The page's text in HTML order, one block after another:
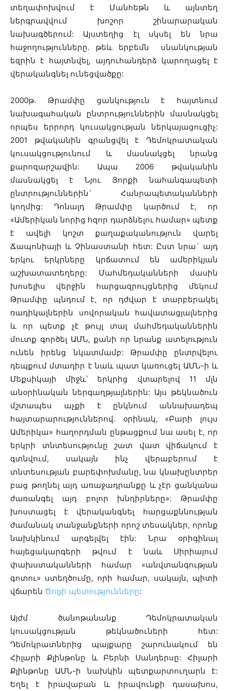
տեղափոխվում է Մանհեթն և այնտեղ
ներգրավվում խոշոր շինարարական
նախագծերում: Այստեղից էլ սկսել են նրա
հաջողությունները. թեև երբեմն սնանկության
եզրին է հայտնվել, այդուհանդերձ կարողացել է
վերականգնել ունեցվածքը:
2000թ. Թրամփը ցանկություն է հայտնում
նախագահական ընտրություններին մասնակցել
որպես երրորդ կուսակցության ներկայացուցիչ:
2001 թվականին գրանցվել է Դեմոկրատական
կուսակցությունում և մասնակցել նրանց
քարոզարշավին: Ապա 2006 թվականին
մասնակցել է Նյու Յորքի նահանգապետի
ընտրություններին` Հանրապետականների
կողմից: Դոնալդ Թրամփը կարծում է, որ
«Ամերիկան նորից հզոր դարձնելու համար» պետք
է ավելի կոշտ քաղաքականություն վարել
Ճապոնիայի և Չինաստանի հետ: Ըստ նրա` այդ
երկու երկրները կրճատում են ամերիկյան
աշխատատեղերը: Մահմեդականների մասին
խոսելիս վերջին հարցազրույցներից մեկում
Թրամփը պնդում է, որ դժվար է տարբերակել
ռադիկալներին սովորական հավատացյալներից
և որ պետք չէ թույլ տալ մահմեդականներին
մուտք գործել ԱՄՆ, քանի որ նրանք ատելություն
ունեն իրենց նկատմամբ: Թրամփը ընտրվելու
դեպքում մտադիր է նաև պատ կառուցել ԱՄՆ-ի և
Մեքսիկայի միջև՝ երկրից վտարելով 11 մլն
անօրինական ներգաղթյալներին: Այս թեկնածուն
մշտապես աչքի է ընկնում աննախադեպ
հայտարարություններով. օրինակ, «Բարի լույս
Ամերիկա» հաղորդման ընթացքում նա ասել է, որ
երկրի տնտեսությունը շատ վատ վիճակում է
գտնվում, սակայն ինչ վերաբերում է
տնտեսության բարեփոխմանը, նա կնախընտրեր
բաց թողնել այդ առաջադրանքը և չէր ցանկանա
ժառանգել այդ բոլոր խնդիրները»: Թրամփը
խոստացել է վերականգնել հարցաքննության
ժամանակ տանջանքների որոշ տեսակներ, որոնք
նախկինում արգելվել էին: Նրա օրիգինալ
հայեցակարգերի թվում է նաև Սիրիայում
փախստականների համար «անվտանգության
գոտու» ստեղծումը, որի համար, սակայն, պիտի
վճարեն Ծոցի պետությունները:
Այժմ ծանոթանանք Դեմոկրատական
կուսակցության թեկնածուների հետ:
Դեմոկրատներից պայքարը շարունակում են
Հիլարի Քլինթոնը և Բերնի Սանդերսը: Հիլարի
Քլինթոնը ԱՄՆ-ի նախկին պետքարտուղարն է:
Եղել է իրավաբան և իրավունքի դասախոս,